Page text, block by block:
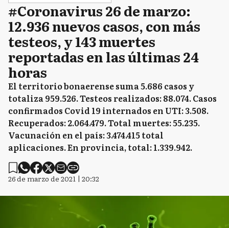
#Coronavirus 26 de marzo:
12.936 nuevos casos, con más
testeos, y 143 muertes
reportadas en las últimas 24
horas
El territorio bonaerense suma 5.686 casos y
totaliza 959.526. Testeos realizados: 88.074. Casos
confirmados Covid 19 internados en UTI: 3.508.
Recuperados: 2.064.479. Total muertes: 55.235.
Vacunación en el país: 3.474.415 total
aplicaciones. En provincia, total: 1.339.942.
26 de marzo de 2021 | 20:32